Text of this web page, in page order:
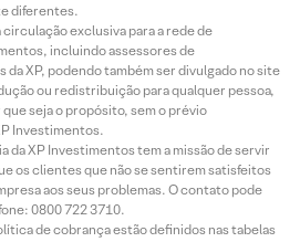
diferentes.
exclusiva para a rede de
incluindo assessores de
XP, podendo também ser divulgado no site
ou redistribuição para qualquer pessoa,
seja o propósito, sem o prévio
Investimentos.
da XP Investimentos tem a missão de servir
os clientes que não se sentirem satisfeitos
aos seus problemas. O contato pode
0800 722 3710.
de cobrança estão definidos nas tabelas